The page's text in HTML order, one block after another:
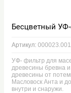
Бесцветный
Артикул:
УФ- фильтр для
древесины бревна
древесины от
Масловоск Анта и
внутри и снаружи.